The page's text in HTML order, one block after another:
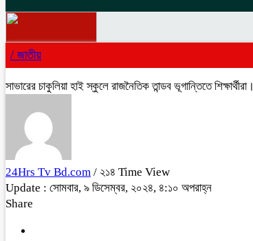
/ জাতীয়
সাভারের চাকুলিয়া হাই স্কুলে রাজনৈতিক তান্ডব ভূগান্তিতে শিক্ষার্থীরা।
24Hrs Tv Bd.com / ২১৪ Time View
Update : সোমবার, ৯ ডিসেম্বর, ২০২৪, ৪:১০ অপরাহ্ন
Share